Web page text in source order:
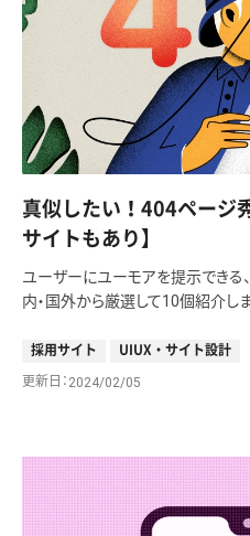
真似したい！404ページ
サイトもあり】
ユーザーにユーモアを提示できる
内・国外から厳選して10個紹介しま
採用サイト UIUX・サイト設計
更新日 2024/02/05